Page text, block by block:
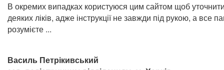
В окремих випадках користуюся цим сайтом щоб
деяких ліків, адже інструкції не завжди під рукою, а все
розумієте ...
Василь Петрікивський